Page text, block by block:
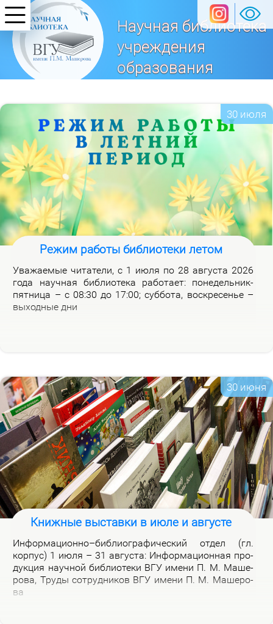
Научная библиотека
учреждения
образования
государственный университет
имени П. М. Машерова»
30 июля
Режим работы библиотеки летом
Ува­жа­е­мые чи­та­те­ли, с 1 июля по 28 ав­гу­ста 2026
го­да на­уч­ная биб­лио­те­ка ра­бо­та­ет: по­не­дель­ник-
пят­ни­ца – с 08:30 до 17:00; суб­бо­та, вос­кре­се­нье –
вы­ход­ные дни
30 июня
Книжные выставки в июле и августе
Ин­фор­ма­ци­он­но–биб­лио­гра­фи­че­ский от­дел (гл.
кор­пус) 1 июля – 31 ав­гу­ста: Ин­фор­ма­ци­он­ная про­
дук­ция на­уч­ной биб­лио­те­ки ВГУ име­ни П. М. Ма­ше­
ро­ва, Тру­ды со­труд­ни­ков ВГУ име­ни П. М. Ма­ше­ро­
ва